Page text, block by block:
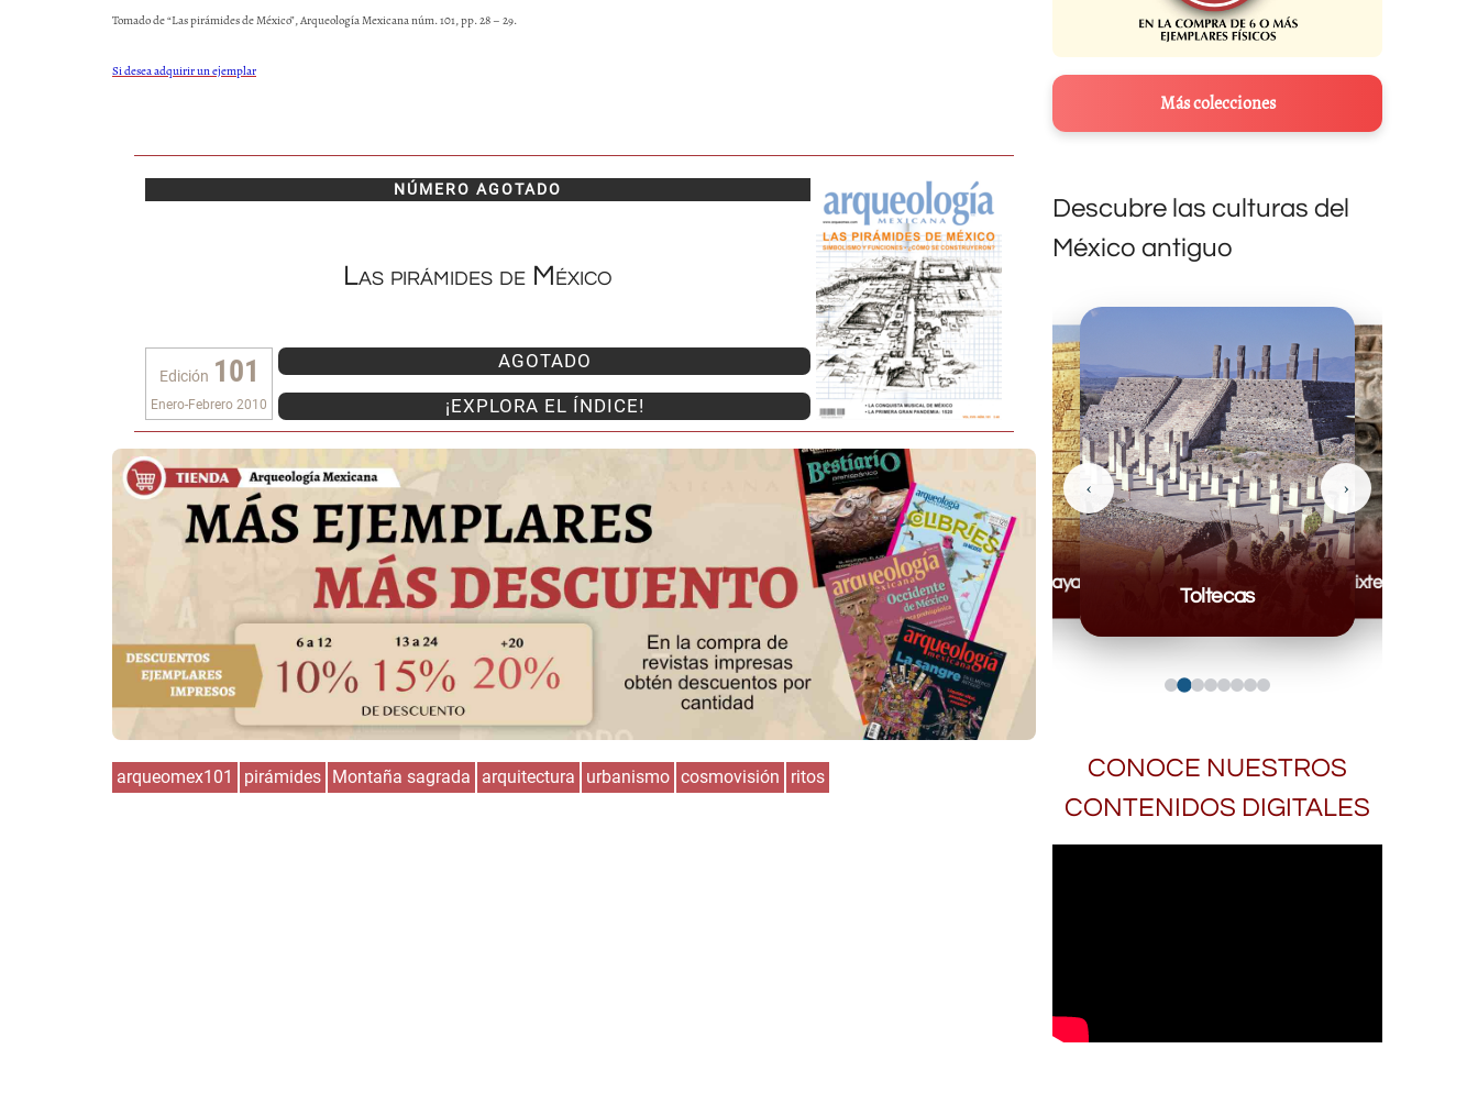
Tomado de “Las pirámides de México”, Arqueología Mexicana núm. 101, pp. 28 – 29.
Si desea adquirir un ejemplar
NÚMERO AGOTADO
Las pirámides de México
Edición 101
Enero-Febrero 2010
AGOTADO
¡EXPLORA EL ÍNDICE!
arqueomex101 pirámides Montaña sagrada arquitectura urbanismo cosmovisión ritos
Más colecciones
Descubre las culturas del
México antiguo
Mayas
Toltecas
Mixteca
Olmecas
‹ ›
CONOCE NUESTROS
CONTENIDOS DIGITALES